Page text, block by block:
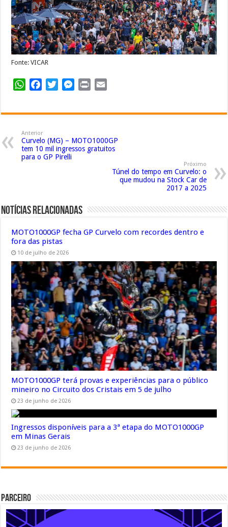
Fonte: VICAR
WhatsAppFacebookTwitterMessenger
Print
Anterior
Curvelo (MG) – MOTO1000GP
tem 10 mil ingressos gratuitos
para o GP Pirelli
Próximo
Túnel do tempo em Curvelo: o
que mudou na Stock Car de
2017 a 2025
Notícias Relacionadas
MOTO1000GP fecha GP Curvelo com recordes dentro e
fora das pistas
10 de julho de 2026
MOTO1000GP terá provas e experiências para o público
mineiro no Circuito dos Cristais em 5 de julho
23 de junho de 2026
Ingressos disponíveis para a 3ª etapa do MOTO1000GP
em Minas Gerais
23 de junho de 2026
Parceiro